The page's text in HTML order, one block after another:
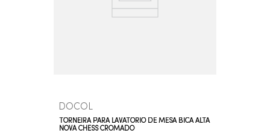
DOCOL
TORNEIRA PARA LAVATÓRIO DE MESA BICA ALTA
NOVA CHESS CROMADO